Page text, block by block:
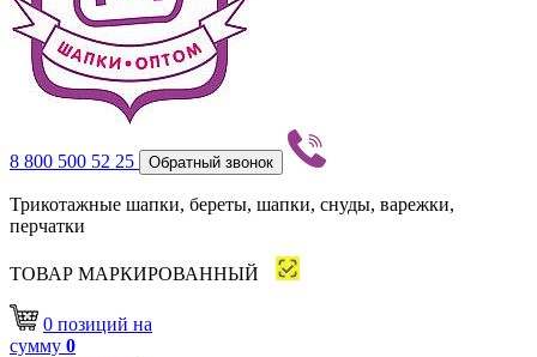
8 800 500 52 25 Обратный звонок
Трикотажные шапки, береты, шапки, снуды, варежки,
перчатки
ТОВАР МАРКИРОВАННЫЙ
0 позиций на
сумму 0